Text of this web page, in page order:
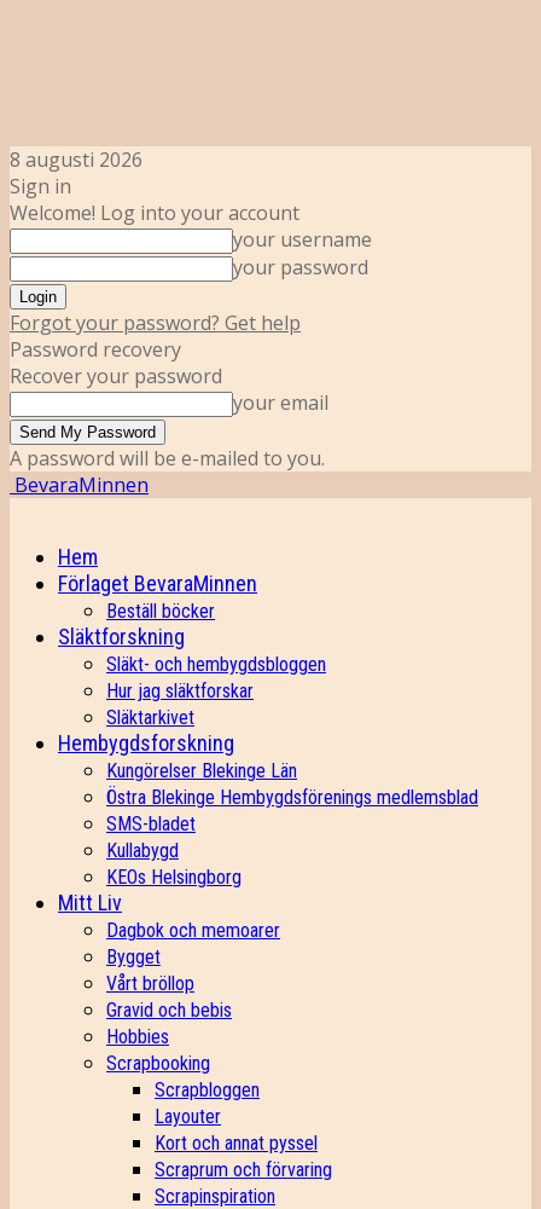
8 augusti 2026
Sign in
Welcome! Log into your account
your username
your password
Forgot your password? Get help
Password recovery
Recover your password
your email
A password will be e-mailed to you.
BevaraMinnen
Hem
Förlaget BevaraMinnen
Beställ böcker
Släktforskning
Släkt- och hembygdsbloggen
Hur jag släktforskar
Släktarkivet
Hembygdsforskning
Kungörelser Blekinge Län
Östra Blekinge Hembygdsförenings medlemsblad
SMS-bladet
Kullabygd
KEOs Helsingborg
Mitt Liv
Dagbok och memoarer
Bygget
Vårt bröllop
Gravid och bebis
Hobbies
Scrapbooking
Scrapbloggen
Layouter
Kort och annat pyssel
Scraprum och förvaring
Scrapinspiration